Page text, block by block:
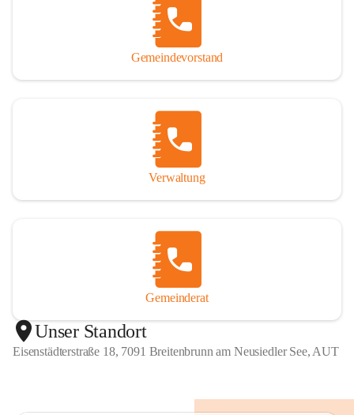
Gemeindevorstand
Verwaltung
Gemeinderat
Unser Standort
Eisenstädterstraße 18, 7091 Breitenbrunn am Neusiedler See, AUT